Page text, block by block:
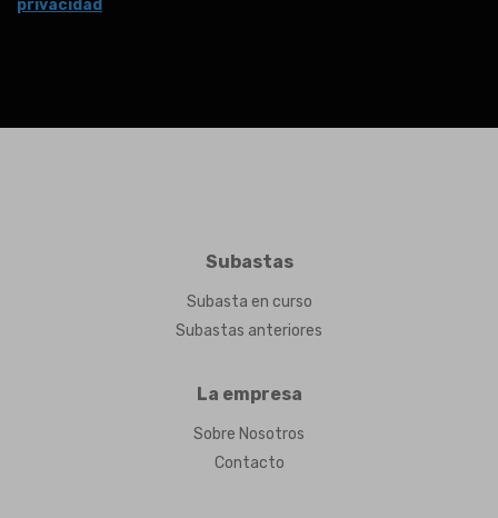
privacidad
Subastas
Subasta en curso
Subastas anteriores
La empresa
Sobre Nosotros
Contacto